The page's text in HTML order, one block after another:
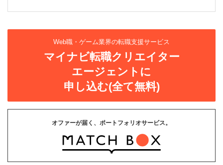
Web職・ゲーム業界の転職支援サービス
マイナビ転職クリエイター
エージェントに
申し込む(全て無料)
オファーが届く、ポートフォリオサービス。